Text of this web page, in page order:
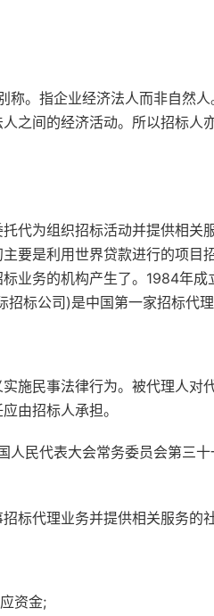
。指企业经济法人而非自然
之间的经济活动。所以招标人
为组织招标活动并提供相关
要是利用世界贷款进行的项目
业务的机构产生了。1984年
标公司)是中国第一家招标代理
民事法律行为。被代理人对
由招标人承担。
民代表大会常务委员会第三十
代理业务并提供相关服务的社
资金;